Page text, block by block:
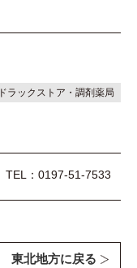
ドラックストア・調剤薬局
TEL：0197-51-7533
東北地方に戻る